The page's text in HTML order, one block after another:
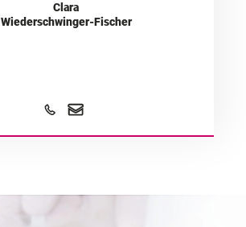
Clara
Wiederschwinger-Fischer